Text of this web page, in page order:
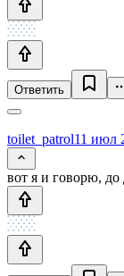
Ответить
toilet_patrol11 июл
вот я и говорю,